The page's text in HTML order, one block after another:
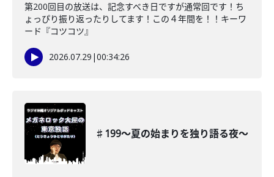
第200回目の放送は、記念すべき日ですが通常回です！ち
ょっぴり振り返ったりしてます！この４年間を！！キーワ
ード『コツコツ』
2026.07.29 |00:34:26
♯199〜夏の始まりを独り語る夜〜